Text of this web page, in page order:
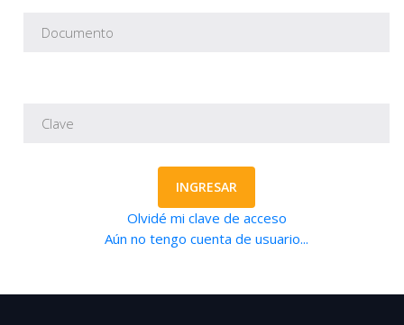
INGRESAR
Olvidé mi clave de acceso
Aún no tengo cuenta de usuario...